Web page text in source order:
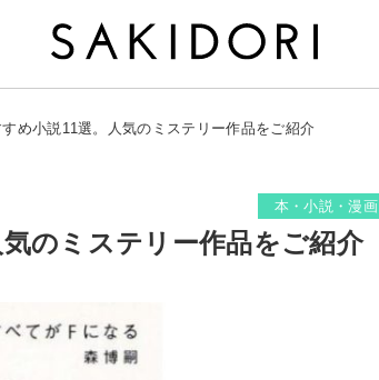
め小説11選。人気のミステリー作品をご紹介
本・小説・漫画
のミステリー作品をご紹介